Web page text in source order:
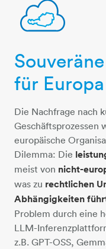
für Europa
Die Nachfrage nach
Geschäftsprozessen
europäische
Dilemma: Die
meist von nicht-
was zu rechtlichen
Abhängigkeiten
Problem durch eine
LLM-
z.B. GPT-OSS,